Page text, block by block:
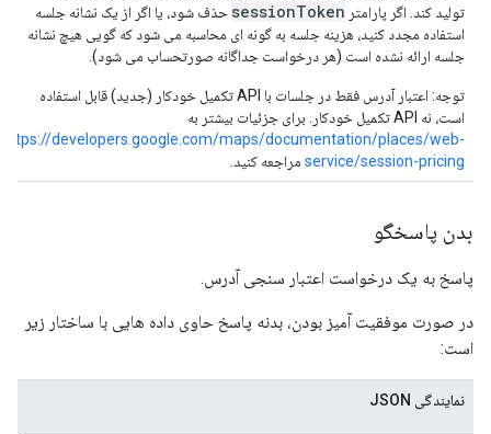
تولید کند. اگر پارامتر sessionToken حذف شود، یا اگر از یک نشانه جلسه
استفاده مجدد کنید، هزینه جلسه به گونه ای محاسبه می شود که گویی هیچ نشانه
جلسه ارائه نشده است (هر درخواست جداگانه صورتحساب می شود).
توجه: اعتبار آدرس فقط در جلسات با API تکمیل خودکار (جدید) قابل استفاده
است، نه API تکمیل خودکار. برای جزئیات بیشتر به
https://developers.google.com/maps/documentation/places/web-
service/session-pricing مراجعه کنید.
بدن پاسخگو
پاسخ به یک درخواست اعتبار سنجی آدرس.
در صورت موفقیت آمیز بودن، بدنه پاسخ حاوی داده هایی با ساختار زیر
است:
نمایندگی JSON